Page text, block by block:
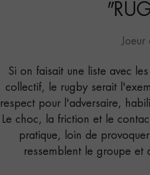
"
Si on faisait une liste avec
collectif, le rugby serait
respect pour l'adversaire,
Le choc, la friction et le
pratique, loin de
ressemblent le groupe et